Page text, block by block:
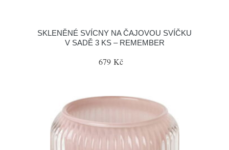
SKLENĚNÉ SVÍCNY NA ČAJOVOU SVÍČKU
V SADĚ 3 KS – REMEMBER
679 Kč